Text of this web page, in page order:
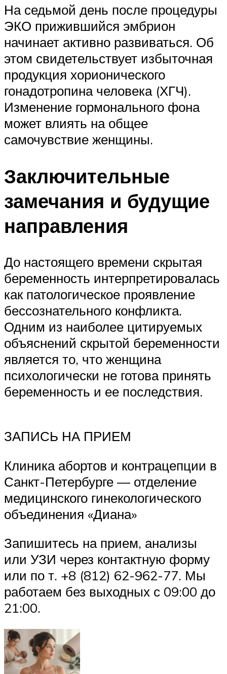
На седьмой день после процедуры
ЭКО прижившийся эмбрион
начинает активно развиваться. Об
этом свидетельствует избыточная
продукция хорионического
гонадотропина человека (ХГЧ).
Изменение гормонального фона
может влиять на общее
самочувствие женщины.
Заключительные
замечания и будущие
направления
До настоящего времени скрытая
беременность интерпретировалась
как патологическое проявление
бессознательного конфликта.
Одним из наиболее цитируемых
объяснений скрытой беременности
является то, что женщина
психологически не готова принять
беременность и ее последствия.
ЗАПИСЬ НА ПРИЕМ
Клиника абортов и контрацепции в
Санкт-Петербурге — отделение
медицинского гинекологического
объединения «Диана»
Запишитесь на прием, анализы
или УЗИ через контактную форму
или по т. +8 (812) 62-962-77. Мы
работаем без выходных с 09:00 до
21:00.